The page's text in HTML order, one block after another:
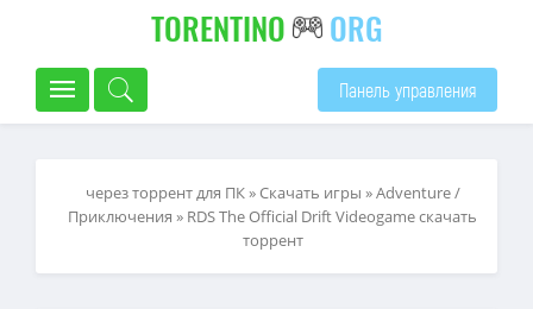
TORENTINO ORG
Панель управления
через торрент для ПК»Скачать игры »Adventure /
Приключения » RDS The Official Drift Videogame скачать
торрент